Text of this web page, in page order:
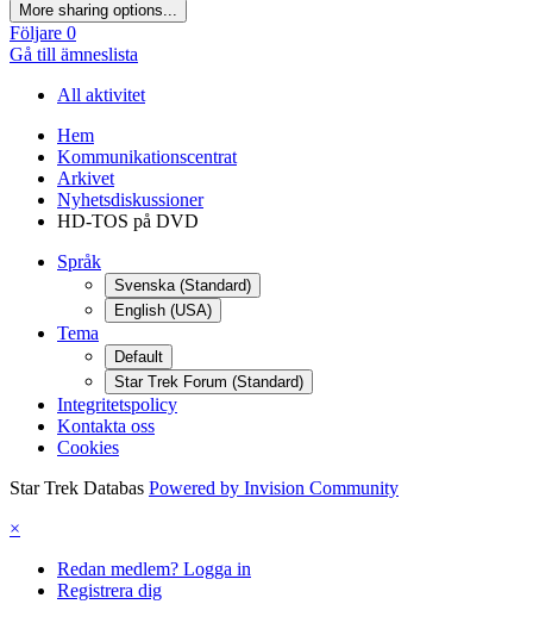
More sharing options...
Följare 0
Gå till ämneslista
All aktivitet
Hem
Kommunikationscentrat
Arkivet
Nyhetsdiskussioner
HD-TOS på DVD
Språk
Svenska (Standard)
English (USA)
Tema
Default
Star Trek Forum (Standard)
Integritetspolicy
Kontakta oss
Cookies
Star Trek Databas Powered by Invision Community
×
Redan medlem? Logga in
Registrera dig